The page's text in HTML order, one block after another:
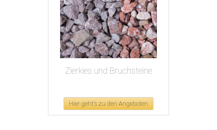
Zierkies und Bruchsteine
Hier geht's zu den Angeboten